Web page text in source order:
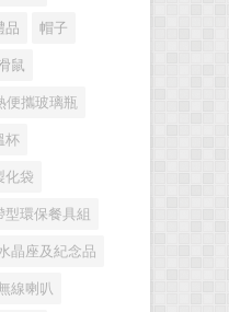
品 帽子
鼠
便攜玻璃瓶
杯
化袋
型環保餐具組
晶座及紀念品
線喇叭